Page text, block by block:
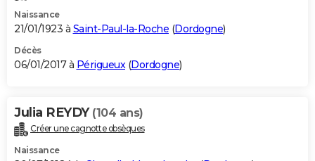
Naissance
21/01/1923 à Saint-Paul-la-Roche (Dordogne)
Décès
06/01/2017 à Périgueux(Dordogne)
Julia REYDY (104 ans)
Créer une cagnotte obsèques
Naissance